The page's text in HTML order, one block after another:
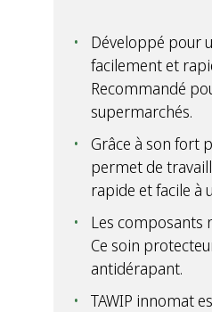
Développé pour
facilement et
Recommandé
supermarchés.
Grâce à son fort
permet de
rapide et facile à
Les composants
Ce soin
antidérapant.
TAWIP innomat